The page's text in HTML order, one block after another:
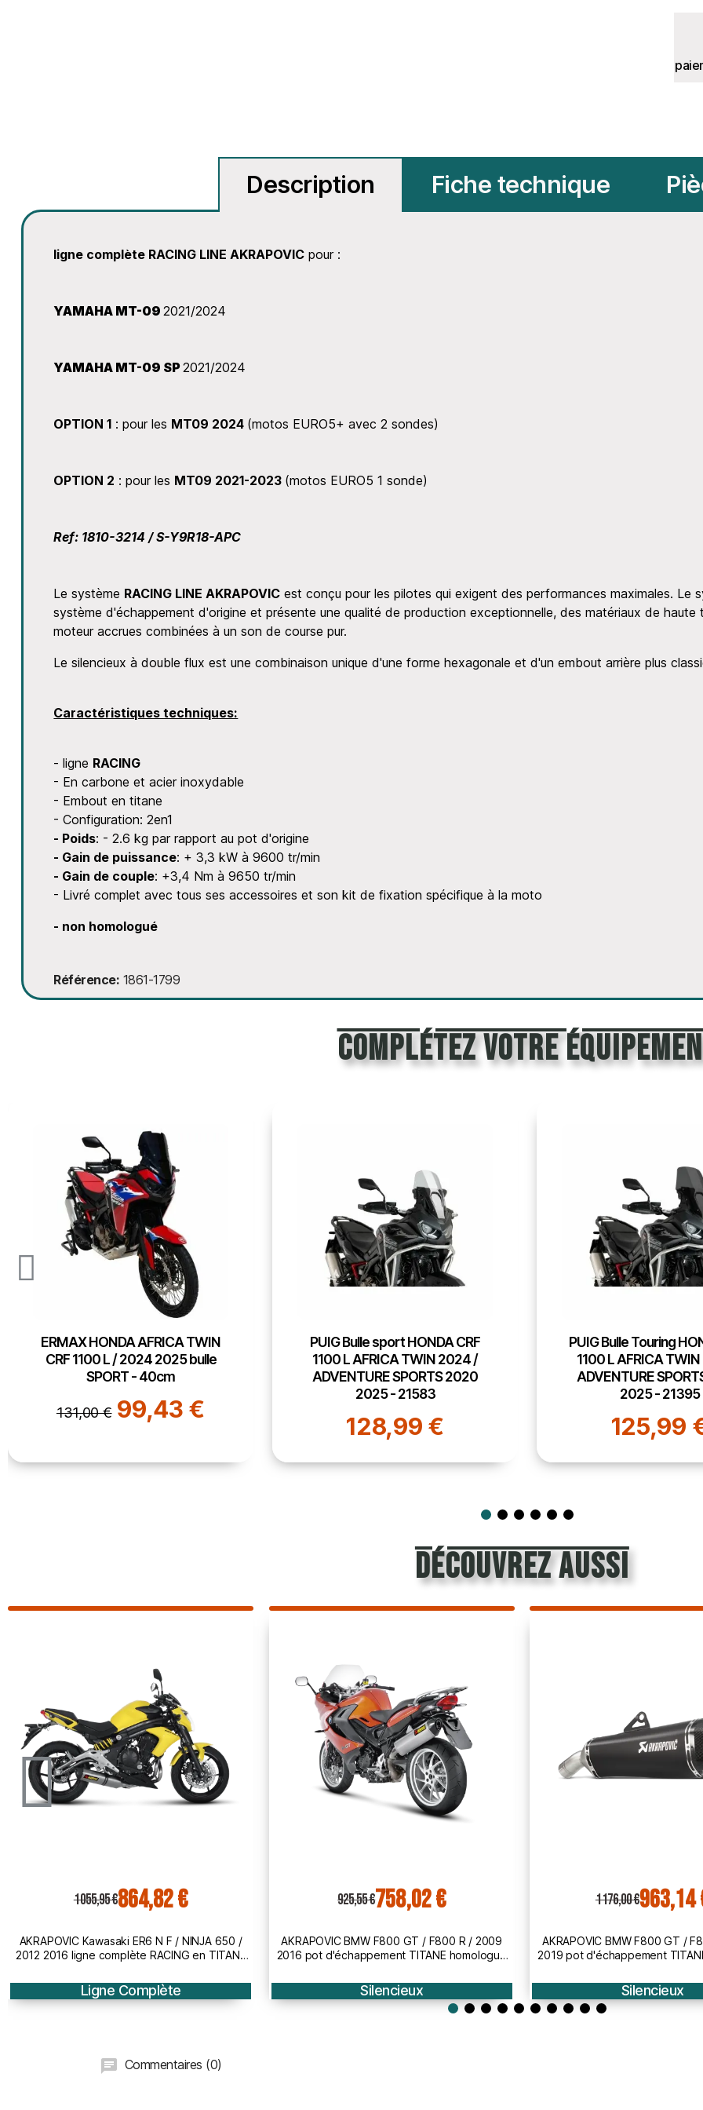
Description Fiche technique
ligne complète RACING LINE AKRAPOVIC pour :
YAMAHA MT-092021/2024
YAMAHA MT-09 SP2021/2024
OPTION 1 : pour les MT09 2024 (motos EURO5+ avec 2 sondes)
OPTION 2 : pour les MT09 2021-2023 (motos EURO5 1 sonde)
Ref: 1810-3214 / S-Y9R18-APC
Le système RACING LINE AKRAPOVIC est conçu pour les pilotes qui exigent des performances maximales. Le
système d'échappement d'origine et présente une qualité de production exceptionnelle, des matériaux de
moteur accrues combinées à un son de course pur.
Le silencieux à double flux est une combinaison unique d'une forme hexagonale et d'un embout arrière plus
Caractéristiques techniques:
- ligne RACING
- En carbone et acier inoxydable
- Embout en titane
- Configuration: 2en1
- Poids: - 2.6 kg par rapport au pot d'origine
- Gain de puissance: + 3,3 kW à 9600 tr/min
- Gain de couple: +3,4 Nm à 9650 tr/min
- Livré complet avec tous ses accessoires et son kit de fixation spécifique à la moto
- non homologué
Référence 1861-1799
Complétez votre
PUIG Bulle sport HONDA CRF
1100 L AFRICA TWIN 2024 /
ADVENTURE SPORTS 2020
128,99 €
PUIG Bulle Touring HONDA CRF
1100 L AFRICA TWIN 2024 /
ADVENTURE SPORTS 2020
2025 - 21395
125,99 €
PUIG support de
CRF 1100 L AFRICA
SPORTS / 2020
découvrez aussi
925,55 €758,02 €
AKRAPOVIC BMW F800 GT / F800 R / 2009
2016 pot d'échappement TITANE homologué
Silencieux
1 176,00 €963,14 €
AKRAPOVIC BMW F800 GT / F800 R / 2009
2019 pot d'échappement TITANE homologué
Silencieux
883,20 €723,34
AKRAPOVIC Yamaha FZ1 FAZER
d'échappement CARBONE
Silencieux
Commentaires (0)